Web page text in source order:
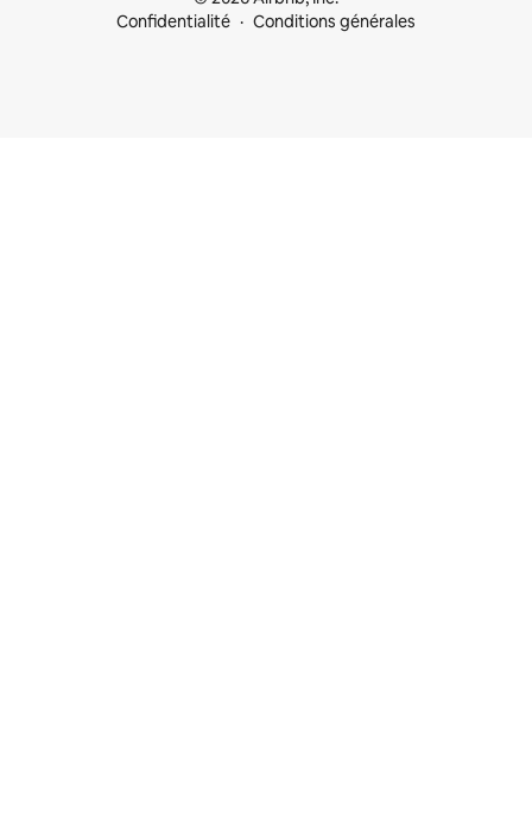
Confidentialité
Conditions générales